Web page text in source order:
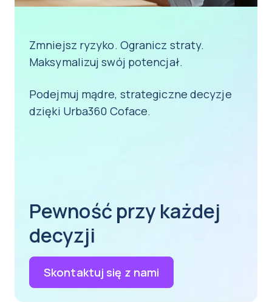
Zmniejsz ryzyko. Ogranicz straty.
Maksymalizuj swój potencjał.
Podejmuj mądre, strategiczne decyzje
dzięki Urba360 Coface.
Pewność przy każdej
decyzji
Skontaktuj się z nami